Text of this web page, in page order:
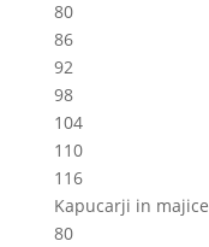
80
86
92
98
104
110
116
Kapucarji in majice
80